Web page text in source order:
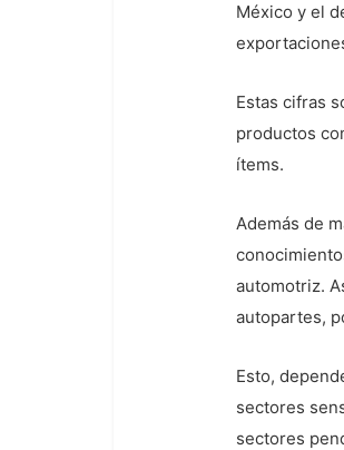
México y el
Estas cifras
productos
ítems.
Además de
automotriz.
autopartes,
Esto,
sectores
sectores